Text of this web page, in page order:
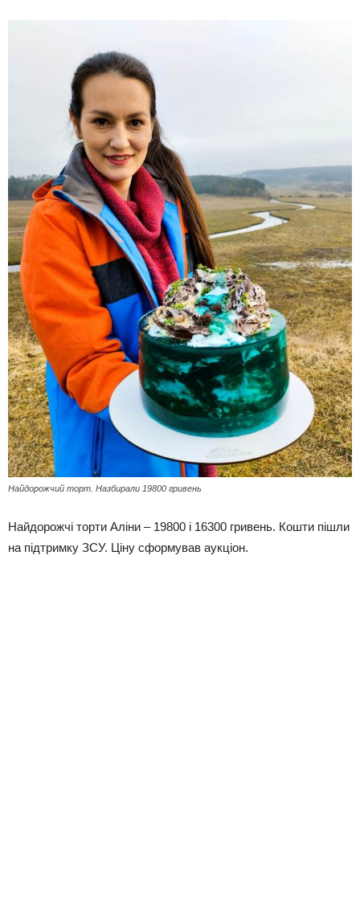
Найдорожчий торт. Назбирали 19800 гривень
Найдорожчі торти Аліни – 19800 і 16300 гривень. Кошти пішли
на підтримку ЗСУ. Ціну сформував аукціон.